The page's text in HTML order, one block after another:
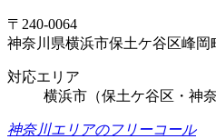
〒240-0064
神奈川県横浜市保土ケ谷区峰岡
対応エリア
横浜市（保土ケ谷区・神
神奈川エリアのフリーコール